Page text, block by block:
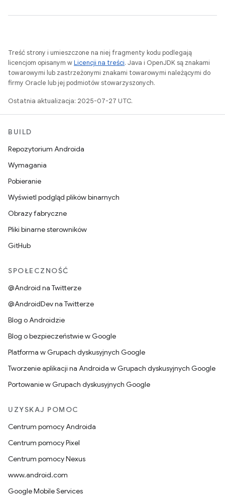
Treść strony i umieszczone na niej fragmenty kodu podlegają
licencjom opisanym wLicencji na treści. Java i OpenJDK są znakami
towarowymi lub zastrzeżonymi znakami towarowymi należącymi do
firmy Oracle lub jej podmiotów stowarzyszonych.
Ostatnia aktualizacja: 2025-07-27 UTC.
BUILD
Repozytorium Androida
Wymagania
Pobieranie
Wyświetl podgląd plików binarnych
Obrazy fabryczne
Pliki binarne sterowników
GitHub
SPOŁECZNOŚĆ
@Android na Twitterze
@AndroidDev na Twitterze
Blog o Androidzie
Blog o bezpieczeństwie w Google
Platforma w Grupach dyskusyjnych Google
Tworzenie aplikacji na Androida w Grupach dyskusyjnych Google
Portowanie w Grupach dyskusyjnych Google
UZYSKAJ POMOC
Centrum pomocy Androida
Centrum pomocy Pixel
Centrum pomocy Nexus
www.android.com
Google Mobile Services